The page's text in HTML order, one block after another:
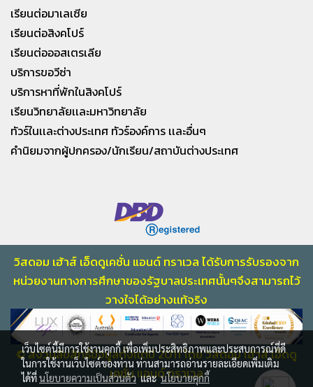
เรียนต่อมาเลเซีย
เรียนต่อสิงคโปร์
เรียนต่อออสเตรเลีย
บริการขอวีซ่า
บริการหาที่พักในสิงคโปร์
เรียนวิทยาลัยเเละมหาวิทยาลัย
ทัวร์ในเเละต่างประเทศ ทัวร์องค์การ เเละอื่นๆ
คำนิยมจากผู้ปกครอง/นักเรียน/สถาบันต่างประเทศ
วิสดอม เฮ้าส์ เอ็ดดูเคชั่น แอนด์ ทราเวล ได้รับการรับรองจาก
หน่วยงานทางการศึกษาของรัฐบาลประเทศนั้นๆจึงสามารถไว้
วางใจได้อย่างเเท้จริง
© สงวนลิขสิทธิ์ข้อมูลตั้งเเต่ปี 2011 โดย วิสดอม เฮ้าส์ เอ็ดดู
เคชั่น แอนด์ ทราเวล
เว็บไซต์นี้มีการใช้งานคุกกี้ เพื่อเพิ่มประสิทธิภาพและประสบการณ์ที่ดี
ในการใช้งานเว็บไซต์ของท่าน ท่านสามารถอ่านรายละเอียดเพิ่มเติม
ได้ที่นโยบายความเป็นส่วนตัวและนโยบายคุกกี้